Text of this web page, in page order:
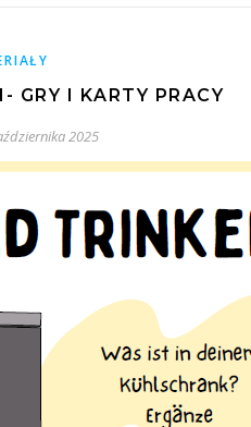
GRY I KARTY PRACY
2025